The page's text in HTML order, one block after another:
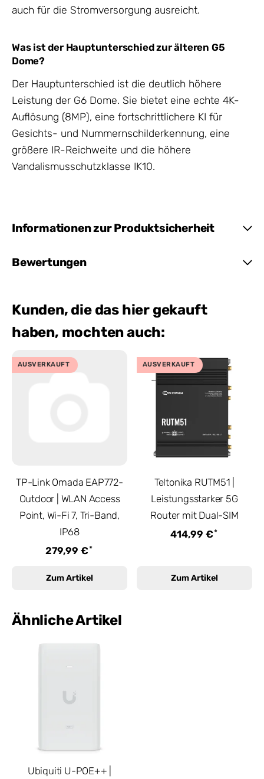
auch für die Stromversorgung ausreicht.
Was ist der Hauptunterschied zur älteren G5
Dome?
Der Hauptunterschied ist die deutlich höhere
Leistung der G6 Dome. Sie bietet eine echte 4K-
Auflösung (8MP), eine fortschrittlichere KI für
Gesichts- und Nummernschilderkennung, eine
größere IR-Reichweite und die höhere
Vandalismusschutzklasse IK10.
Informationen zur Produktsicherheit
Bewertungen
Kunden, die das hier gekauft
haben, mochten auch:
AUSVERKAUFT
TP-Link Omada EAP772-
Outdoor | WLAN Access
Point, Wi-Fi 7, Tri-Band,
IP68
279,99 €*
Zum Artikel
AUSVERKAUFT
Teltonika RUTM51 |
Leistungsstarker 5G
Router mit Dual-SIM
414,99 €*
Zum Artikel
Ähnliche Artikel
Ubiquiti U-POE++ |